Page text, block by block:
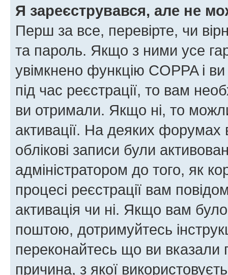
Я зареєструвався, але не
Перш за все, перевірте, чи
та пароль. Якщо з ними усе
увімкнено функцію COPPA і
під час реєстрації, то вам
ви отримали. Якщо ні, то
активації. На деяких форумах
облікові записи були
адміністратором до того, як
процесі реєстрації вам
активація чи ні. Якщо вам
поштою, дотримуйтесь
переконайтесь що ви
причина, з якої